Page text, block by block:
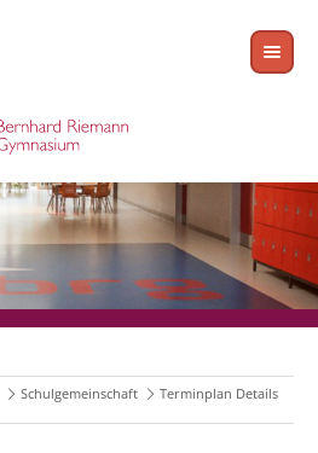
Schulgemeinschaft Terminplan Details